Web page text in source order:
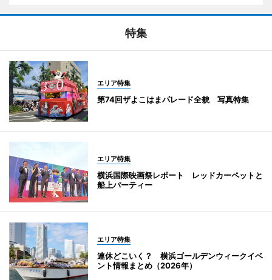
特集
エリア特集
第74回ザよこはまパレード全貌 写真特集
エリア特集
横浜国際映画祭レポート レッドカーペットと
船上パーティー
エリア特集
連休どこいく？ 横浜ゴールデンウィークイベ
ント情報まとめ（2026年）